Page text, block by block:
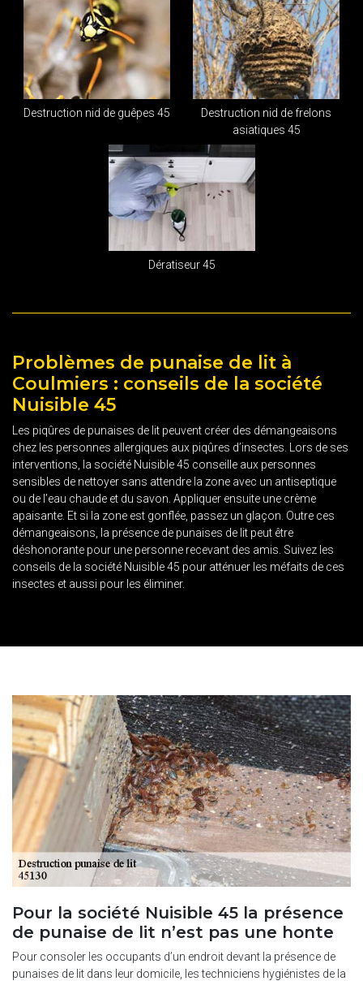
Destruction nid de guêpes 45
Destruction nid de frelons
asiatiques 45
Dératiseur 45
Problèmes de punaise de lit à
Coulmiers : conseils de la société
Nuisible 45
Les piqûres de punaises de lit peuvent créer des démangeaisons
chez les personnes allergiques aux piqûres d’insectes. Lors de ses
interventions, la société Nuisible 45 conseille aux personnes
sensibles de nettoyer sans attendre la zone avec un antiseptique
ou de l’eau chaude et du savon. Appliquer ensuite une crème
apaisante. Et si la zone est gonflée, passez un glaçon. Outre ces
démangeaisons, la présence de punaises de lit peut être
déshonorante pour une personne recevant des amis. Suivez les
conseils de la société Nuisible 45 pour atténuer les méfaits de ces
insectes et aussi pour les éliminer.
Pour la société Nuisible 45 la présence
de punaise de lit n’est pas une honte
Pour consoler les occupants d’un endroit devant la présence de
punaises de lit dans leur domicile, les techniciens hygiénistes de la